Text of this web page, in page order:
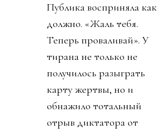
Публика восприняла как
должно. «Жаль тебя.
Теперь проваливай». У
тирана не только не
получилось разыграть
карту жертвы, но и
обнажило тотальный
отрыв диктатора от